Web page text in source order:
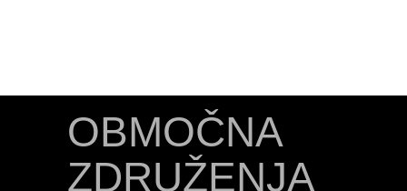
OBMOČNA
ZDRUŽENJA